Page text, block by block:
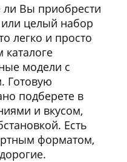
ли Вы приобрести
целый набор
легко и просто
каталоге
модели с
Готовую
подберете в
и вкусом,
Есть
форматом,